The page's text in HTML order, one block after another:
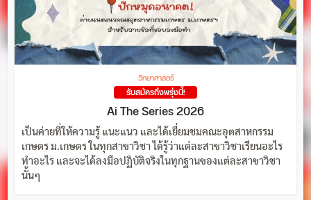
วิทยาศาสตร์
รับสมัครถึงพรุ่งนี้!
Ai The Series 2026
เป็นค่ายที่ให้ความรู้ แนะแนว และได้เยี่ยมชมคณะอุตสาหกรรม
เกษตร ม.เกษตร ในทุกสาขาวิชา ได้รู้ว่าแต่ละสาขาวิชาเรียนอะไร
ทำอะไร และจะได้ลงมือปฏิบัติจริงในทุกฐานของแต่ละสาขาวิชา
นั้นๆ